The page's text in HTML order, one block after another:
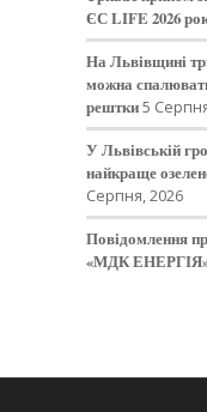
ЄС LIFE 2026
На Львівщині
можна
рештки5
У Львівській
найкраще
Серпня, 2026
Повідомлення
«МДК